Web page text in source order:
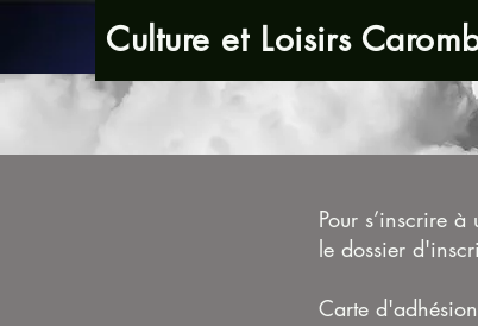
Culture et Loisirs
Pour s’inscrire
le dossier
Carte